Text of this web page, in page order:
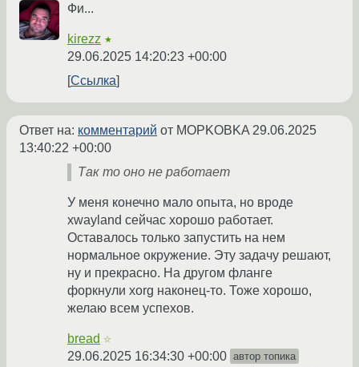
Фи...
kirezz ★
29.06.2025 14:20:23 +00:00
Ссылка
Ответ на: комментарий от MOPKOBKA 29.06.2025
13:40:22 +00:00
Так то оно не работает
У меня конечно мало опыта, но вроде
xwayland сейчас хорошо работает.
Оставалось только запустить на нем
нормальное окружение. Эту задачу решают,
ну и прекрасно. На другом фланге
форкнули xorg наконец-то. Тоже хорошо,
желаю всем успехов.
bread ☆
29.06.2025 16:34:30 +00:00 автор топика